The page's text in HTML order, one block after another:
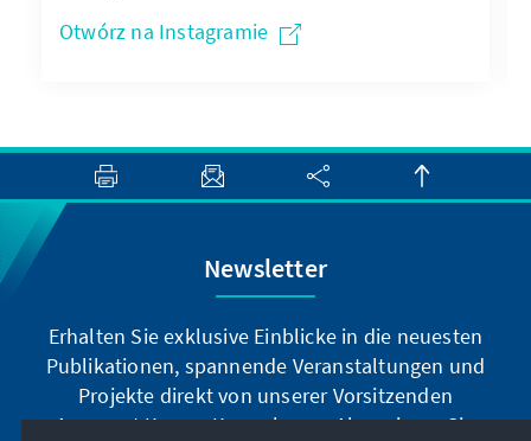
Otwórz na Instagramie
Newsletter
Erhalten Sie exklusive Einblicke in die neuesten
Publikationen, spannende Veranstaltungen und
Projekte direkt von unserer Vorsitzenden
Annegret Kramp-Karrenbauer. Abonnieren Sie